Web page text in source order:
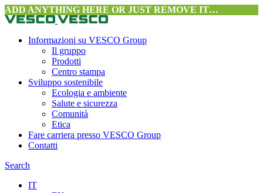
ADD ANYTHING HERE OR JUST REMOVE IT…
Informazioni su VESCO Group
Il gruppo
Prodotti
Centro stampa
Sviluppo sostenibile
Ecologia e ambiente
Salute e sicurezza
Comunità
Etica
Fare carriera presso VESCO Group
Contatti
Search
IT